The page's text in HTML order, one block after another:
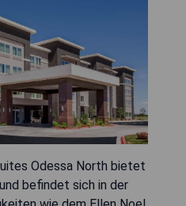
Odessa North bietet
befindet sich in der